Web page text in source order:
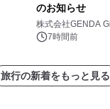
のお知らせ
株式会社GENDA
7時間前
旅行の新着をもっと見る